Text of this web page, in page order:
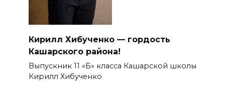
Кирилл Хибученко — гордость
Кашарского района!
Выпускник 11 «Б» класса Кашарской школы
Кирилл Хибученко